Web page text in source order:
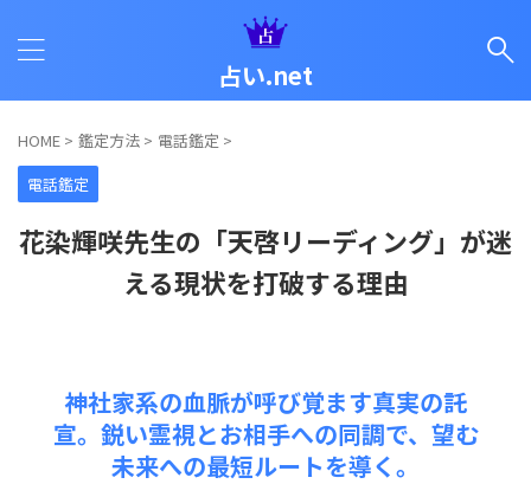
占い.net
HOME > 鑑定方法 > 電話鑑定 >
電話鑑定
花染輝咲先生の「天啓リーディング」が迷
える現状を打破する理由
神社家系の血脈が呼び覚ます真実の託
宣。鋭い霊視とお相手への同調で、望む
未来への最短ルートを導く。